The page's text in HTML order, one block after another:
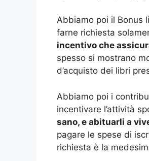
Abbiamo poi il Bonus
farne richiesta
incentivo che
spesso si mostrano
d’acquisto dei libri
Abbiamo poi i
incentivare l’attività
sano, e abituarli a
pagare le spese di
richiesta è la